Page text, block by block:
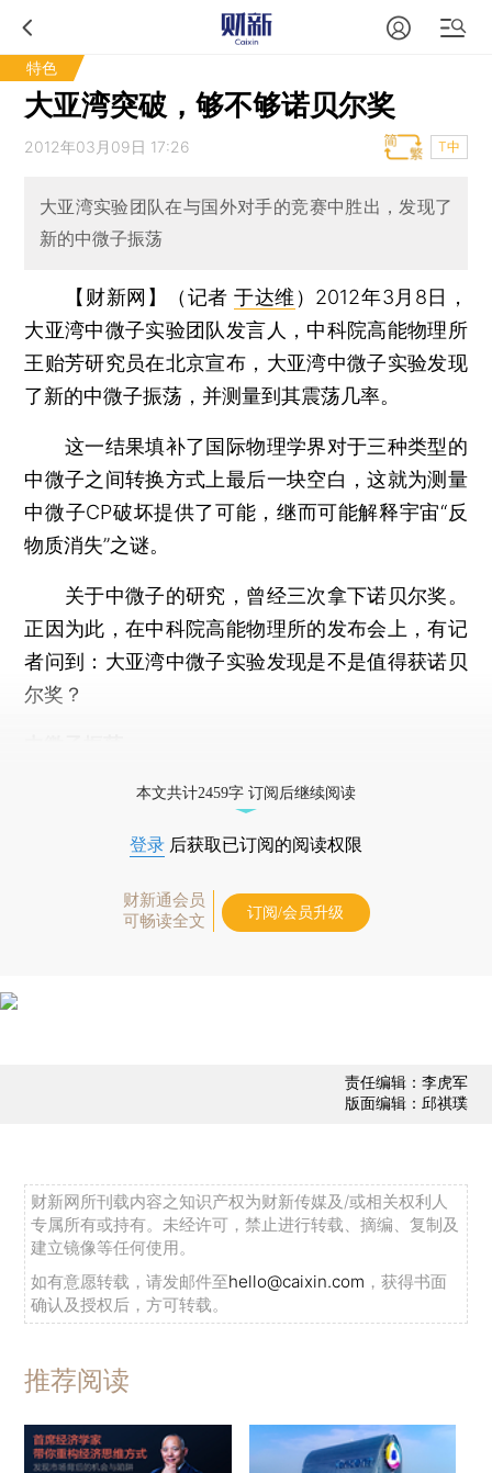
特色
大亚湾突破，够不够诺贝尔奖
2012年03月09日 17:26 T中
大亚湾实验团队在与国外对手的竞赛中胜出，发现了
新的中微子振荡
【财新网】（记者于达维 ） 2012年3月8日，
大亚湾中微子实验团队发言人，中科院高能物理所
王贻芳研究员在北京宣布，大亚湾中微子实验发现
了新的中微子振荡，并测量到其震荡几率。
这一结果填补了国际物理学界对于三种类型的
中微子之间转换方式上最后一块空白，这就为测量
中微子CP破坏提供了可能，继而可能解释宇宙“反
物质消失”之谜。
关于中微子的研究，曾经三次拿下诺贝尔奖。
正因为此，在中科院高能物理所的发布会上，有记
者问到：大亚湾中微子实验发现是不是值得获诺贝
尔奖？
本文共计2459字 订阅后继续阅读
登录 后获取已订阅的阅读权限
财新通会员
可畅读全文
订阅/会员升级
责任编辑：李虎军
版面编辑：邱祺璞
财新网所刊载内容之知识产权为财新传媒及/或相关权利人
专属所有或持有。未经许可，禁止进行转载、摘编、复制及
建立镜像等任何使用。
如有意愿转载，请发邮件至hello@caixin.com ，获得书面
确认及授权后，方可转载。
推荐阅读